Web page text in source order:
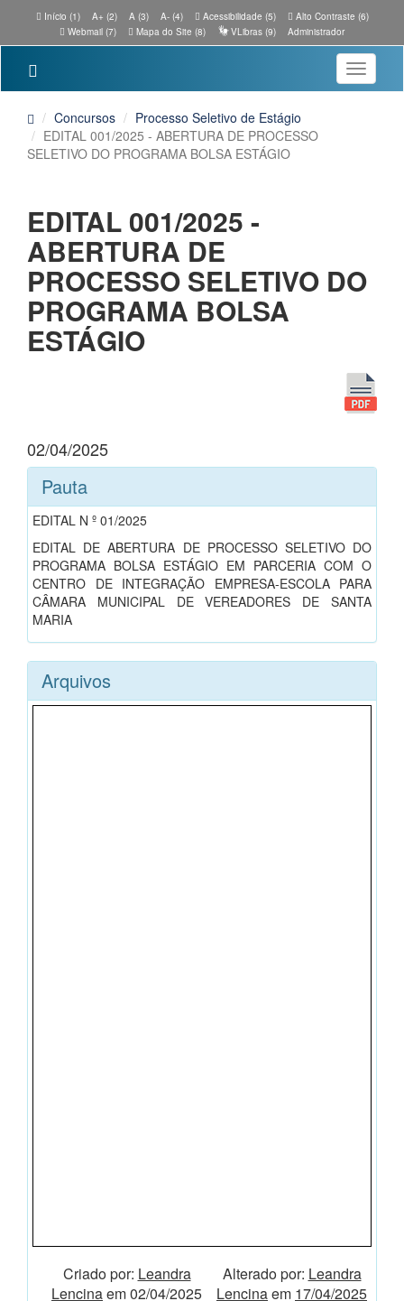
Início (1) A+ (2) A (3) A- (4) Acessibilidade (5)
Alto Contraste (6)
Webmail (7)
Mapa do Site (8) VLibras (9) Administrador
Toggle
Concursos
Processo Seletivo de Estágio
EDITAL 001/2025 - ABERTURA DE PROCESSO
SELETIVO DO PROGRAMA BOLSA ESTÁGIO
EDITAL 001/2025 -
ABERTURA DE
PROCESSO SELETIVO DO
PROGRAMA BOLSA
ESTÁGIO
02/04/2025
Pauta
EDITAL N º 01/2025
EDITAL DE ABERTURA DE PROCESSO SELETIVO DO
PROGRAMA BOLSA ESTÁGIO EM PARCERIA COM O
CENTRO DE INTEGRAÇÃO EMPRESA-ESCOLA PARA
CÂMARA MUNICIPAL DE VEREADORES DE SANTA
MARIA
Arquivos
Criado por: Leandra
Lencinaem 02/04/2025
Alterado por: Leandra
Lencinaem 17/04/2025